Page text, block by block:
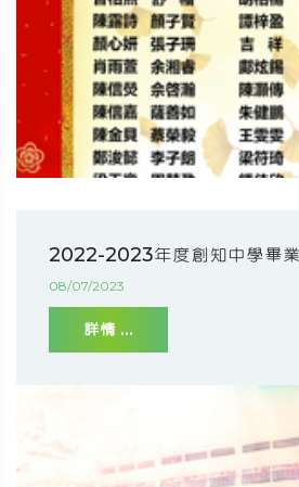
2022-2023年度創知中學畢
08/07/2023
詳情 ...